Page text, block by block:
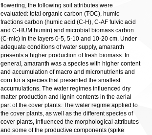
flowering, the following soil attributes were
evaluated: total organic carbon (TOC), humic
fractions carbon (humic acid (C-H), C-AF fulvic acid
and C-HUM humin) and microbial biomass carbon
(C-mic) in the layers 0-5, 5-10 and 10-20 cm. Under
adequate conditions of water supply, amaranth
presents a higher production of fresh biomass. In
general, amaranth was a species with higher content
and accumulation of macro and micronutrients and
corn for a species that presented the smallest
accumulations. The water regimes influenced dry
matter production and lignin contents in the aerial
part of the cover plants. The water regime applied to
the cover plants, as well as the different species of
cover plants, influenced the morphological attributes
and some of the productive components (spike